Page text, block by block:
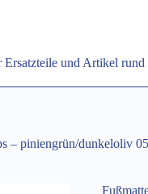
und Artikel
– piniengrün/dunkeloliv